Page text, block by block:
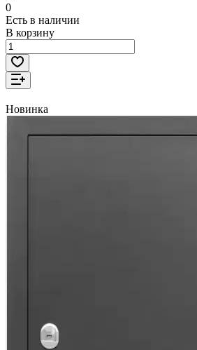
0
Есть в наличии
В корзину
Новинка